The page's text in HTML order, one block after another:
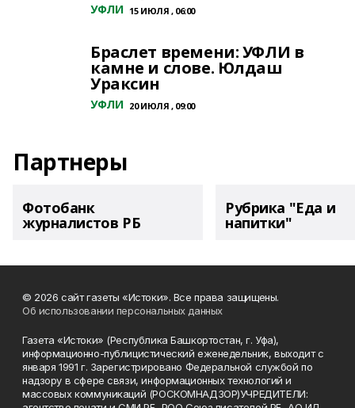
УФЛИ 15 ИЮЛЯ , 06:00
Браслет времени: УФЛИ в
камне и слове. Юлдаш
Ураксин
УФЛИ 20 ИЮЛЯ , 09:00
Партнеры
Фотобанк
журналистов РБ
Рубрика "Еда и
напитки"
© 2026 сайт газеты «Истоки». Все права защищены.
Об использовании персональных данных
Газета «Истоки» (Республика Башкортостан, г. Уфа),
информационно-публицистический еженедельник, выходит с
января 1991 г. Зарегистрировано Федеральной службой по
надзору в сфере связи, информационных технологий и
массовых коммуникаций (РОСКОМНАДЗОР)УЧРЕДИТЕЛИ: